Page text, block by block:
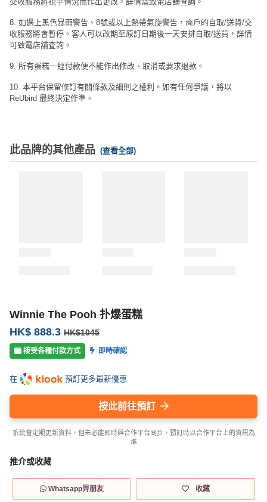
8. 如遇上黑色暴雨警告、8號或以上熱帶氣旋警告，商戶的自取/送貨/交
收服務將會暫停。客人可以改期至原訂日期後一天安排自取/送貨，詳情
可致電店舖查詢。
9. 所有蛋糕一經付款便不能作出修改、取消或要求退款。
10. 本平台保留修訂有關條款及細則之權利。如有任何爭議，將以
ReUbird 最終決定作準。
此品牌的其他產品 (查看全部)
Winnie The Pooh 扑爆蛋糕
HK$ 888.3 HK$1045
接受各種付款方式 即時確認
在 預訂更多最新優惠
按此前往預訂
系統會定期更新資料，但未必能即時與合作平台同步，預訂時以合作平台上的資訊為
準
推介或收藏
Whatsapp畀朋友 收藏